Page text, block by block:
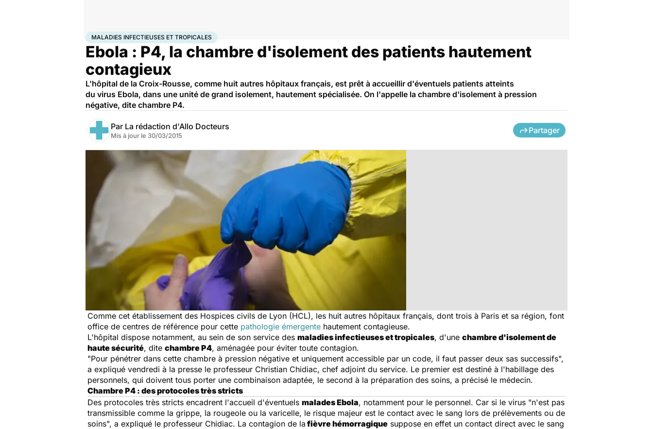
AccueilSanté MaladiesMaladies infectieusesMaladies infectieuses et tropicales
MALADIES INFECTIEUSES ET TROPICALES
Ebola : P4, la chambre d'isolement des patients hautement
contagieux
L'hôpital de la Croix-Rousse, comme huit autres hôpitaux français, est prêt à accueillir d'éventuels patients atteints
du virus Ebola, dans une unité de grand isolement, hautement spécialisée. On l'appelle la chambre d'isolement à pression
négative, dite chambre P4.
Par La rédaction d'Allo Docteurs
Mis à jour le 30/03/2015
Partager
Comme cet établissement des Hospices civils de Lyon (HCL), les huit autres hôpitaux français, dont trois à Paris et sa région, font
office de centres de référence pour cette pathologie émergente hautement contagieuse.
L'hôpital dispose notamment, au sein de son service des maladies infectieuses et tropicales, d'une chambre d'isolement de
haute sécurité, dite chambre P4, aménagée pour éviter toute contagion.
"Pour pénétrer dans cette chambre à pression négative et uniquement accessible par un code, il faut passer deux sas successifs",
a expliqué vendredi à la presse le professeur Christian Chidiac, chef adjoint du service. Le premier est destiné à l'habillage des
personnels, qui doivent tous porter une combinaison adaptée, le second à la préparation des soins, a précisé le médecin.
Chambre P4 : des protocoles très stricts
Des protocoles très stricts encadrent l'accueil d'éventuels malades Ebola, notamment pour le personnel. Car si le virus "n'est pas
transmissible comme la grippe, la rougeole ou la varicelle, le risque majeur est le contact avec le sang lors de prélèvements ou de
soins", a expliqué le professeur Chidiac. La contagion de la fièvre hémorragique suppose en effet un contact direct avec le sang